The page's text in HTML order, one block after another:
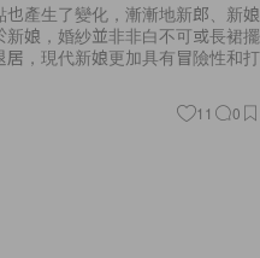
產生了變化，漸漸地新郎、新娘
娘，婚紗並非非白不可或長裙擺
，現代新娘更加具有冒險性和打
11 0